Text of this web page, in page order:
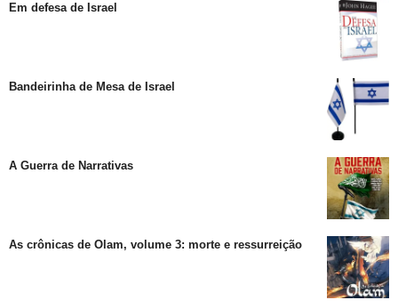
Em defesa de Israel
Bandeirinha de Mesa de Israel
A Guerra de Narrativas
As crônicas de Olam, volume 3: morte e ressurreição